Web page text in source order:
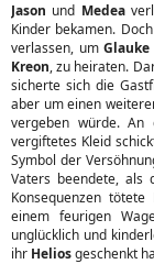
Jason und Medea
Kinder bekamen.
verlassen, umGlauke
Kreon, zu heiraten.
sicherte sich die
aber um einen
vergeben würde.
vergiftetes Kleid
Symbol der
Vaters beendete, als
Konsequenzen tötete
einem feurigen
unglücklich und
ihr Heliosgeschenkt